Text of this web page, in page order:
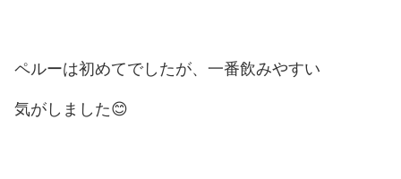
ペルーは初めてでしたが、一番飲みやすい
気がしました😊